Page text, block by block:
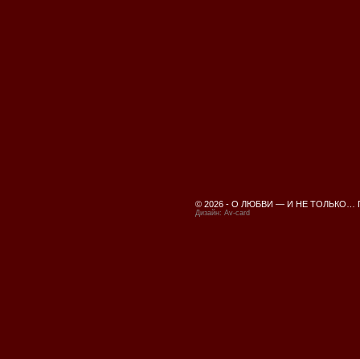
© 2026 - О ЛЮБВИ — И НЕ ТОЛЬКО…
Дизайн: Av-card